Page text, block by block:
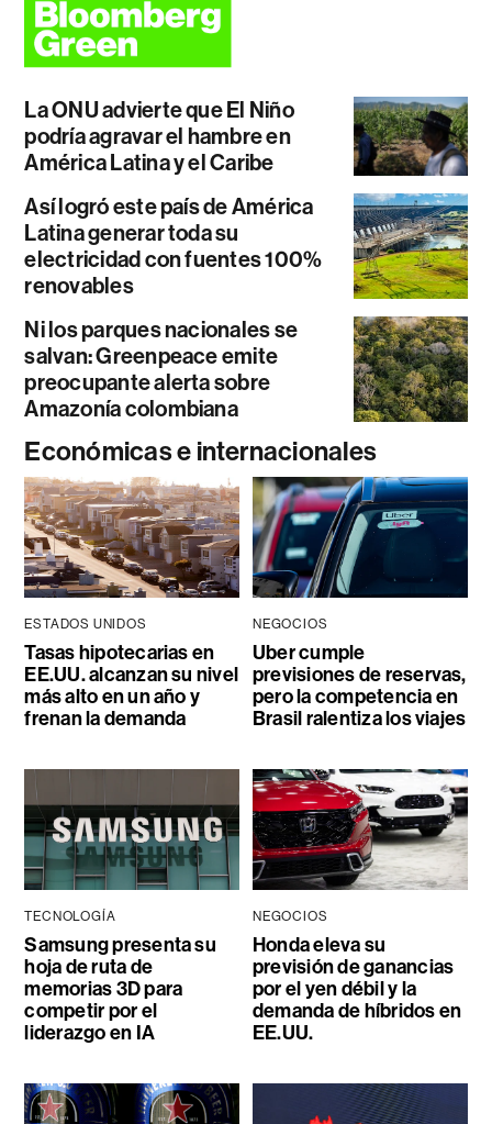
La ONU advierte que El Niño
podría agravar el hambre en
América Latina y el Caribe
Así logró este país de América
Latina generar toda su
electricidad con fuentes 100%
renovables
Ni los parques nacionales se
salvan: Greenpeace emite
preocupante alerta sobre
Amazonía colombiana
Económicas e internacionales
ESTADOS UNIDOS
Tasas hipotecarias en
EE.UU. alcanzan su nivel
más alto en un año y
frenan la demanda
NEGOCIOS
Uber cumple
previsiones de reservas,
pero la competencia en
Brasil ralentiza los viajes
TECNOLOGÍA
Samsung presenta su
hoja de ruta de
memorias 3D para
competir por el
liderazgo en IA
NEGOCIOS
Honda eleva su
previsión de ganancias
por el yen débil y la
demanda de híbridos en
EE.UU.